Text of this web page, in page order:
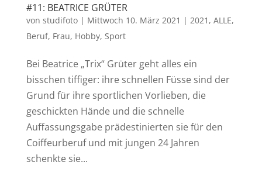
#11: BEATRICE GRÜTER
von studifoto| Mittwoch 10. März 2021 | 2021 , ALLE,
Beruf, Frau, Hobby, Sport
Bei Beatrice „Trix“ Grüter geht alles ein
bisschen tiffiger: ihre schnellen Füsse sind der
Grund für ihre sportlichen Vorlieben, die
geschickten Hände und die schnelle
Auffassungsgabe prädestinierten sie für den
Coiffeurberuf und mit jungen 24 Jahren
schenkte sie...